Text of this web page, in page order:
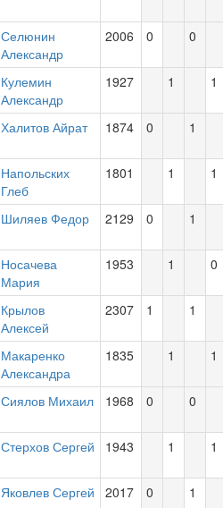
Селюнин
Александр
2006 0 0
Кулемин
Александр
1927 1 1
Халитов Айрат 1874 0 1
Напольских
Глеб
1801 1 1
Шиляев Федор 2129 0 1
Носачева
Мария
1953 1 0
Крылов
Алексей
2307 1 1
Макаренко
Александра
1835 1 1
Сиялов Михаил 1968 0 0
Стерхов Сергей 1943 1 1
Яковлев Сергей 2017 0 1